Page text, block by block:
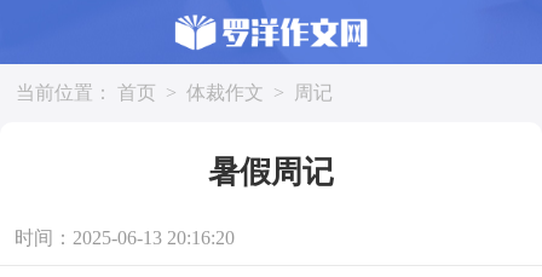
当前位置： 首页 > 体裁作文 > 周记
暑假周记
时间：2025-06-13 20:16:20